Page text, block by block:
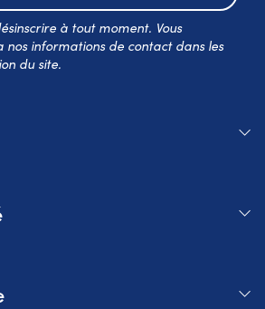
à tout moment. Vous
nos informations de contact dans les
du site.